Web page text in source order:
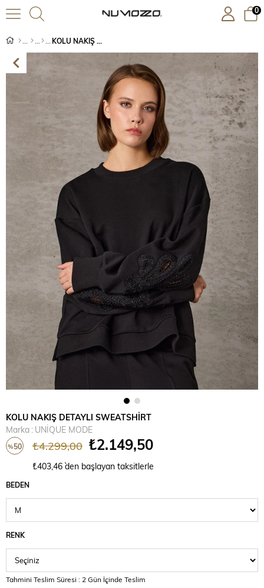
0
KOLU NAKIŞ DETAYLI SWEATSHİRT
KOLU NAKIŞ DETAYLI SWEATSHİRT
Marka : UNİQUE MODE
%50 ₺4.299,00 ₺2.149,50
₺403,46 `den başlayan taksitlerle
BEDEN
RENK
Tahmini Teslim Süresi : 2 Gün İçinde Teslim